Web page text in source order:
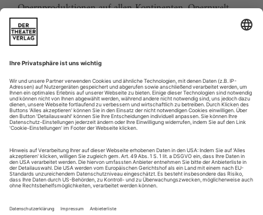
Opernproduktionen auf allen Kontinenten. Opernwelt
zeigt die Welt hinter der Bühne, befragt die Macher und
verfolgt die Kulturpolitik. Große Themenblöcke
behandeln die Geschichte der Oper, bedeutende
Komponisten und die interessantesten Aspekte des
internationalen Musiklebens. Die Premierenvorschau
animiert zu Opernreisen in alle Welt.
Sie erhalten Zugang zum Online-Archiv von Opernwelt
und können sowohl das aktuelle ePaper als auch das
ePaper-Archiv über Ihren Account auf www.der-
theaterverlag.de einsehen. Zugang zur App auf Anfrage.
Das Abonnement hat eine Laufzeit von einem Monat und
verlängert sich jeweils um einen weiteren Monat, sofern
es nicht vom Kunden auf der Seite „Mein Konto/Meine
Bestellungen“ auf www.der-theaterverlag.de gekündigt